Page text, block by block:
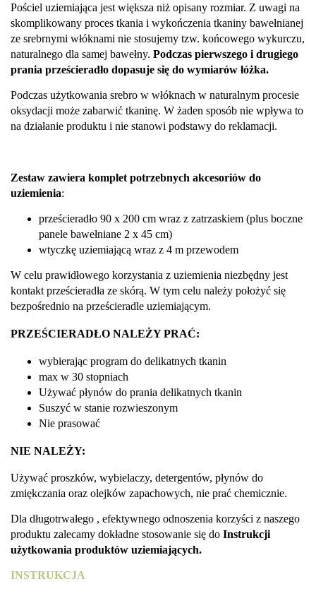
Pościel uziemiająca jest większa niż opisany rozmiar. Z uwagi na
skomplikowany proces tkania i wykończenia tkaniny bawełnianej
ze srebrnymi włóknami nie stosujemy tzw. końcowego wykurczu,
naturalnego dla samej bawełny. Podczas pierwszego i drugiego
prania prześcieradło dopasuje się do wymiarów łóżka.
Podczas użytkowania srebro w włóknach w naturalnym procesie
oksydacji może zabarwić tkaninę. W żaden sposób nie wpływa to
na działanie produktu i nie stanowi podstawy do reklamacji.
Zestaw zawiera komplet potrzebnych akcesoriów do
uziemienia:
prześcieradło 90 x 200 cm wraz z zatrzaskiem (plus boczne
panele bawełniane 2 x 45 cm)
wtyczkę uziemiającą wraz z 4 m przewodem
W celu prawidłowego korzystania z uziemienia niezbędny jest
kontakt prześcieradła ze skórą. W tym celu należy położyć się
bezpośrednio na prześcieradle uziemiającym.
PRZEŚCIERADŁO NALEŻY PRAĆ:
wybierając program do delikatnych tkanin
max w 30 stopniach
Używać płynów do prania delikatnych tkanin
Suszyć w stanie rozwieszonym
Nie prasować
NIE NALEŻY:
Używać proszków, wybielaczy, detergentów, płynów do
zmiękczania oraz olejków zapachowych, nie prać chemicznie.
Dla długotrwałego , efektywnego odnoszenia korzyści z naszego
produktu zalecamy dokładne stosowanie się do Instrukcji
użytkowania produktów uziemiających.
INSTRUKCJA